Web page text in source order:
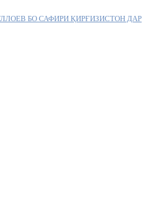
БО САФИРИ ҚИРҒИЗИСТОН ДАР